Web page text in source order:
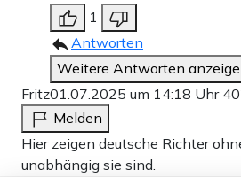
1
Antworten
Weitere Antworten
Fritz01.07.2025 um 14:18 Uhr
Melden
Hier zeigen deutsche Richter
unabhängig sie sind.